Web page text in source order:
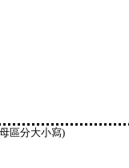
區分大小寫)